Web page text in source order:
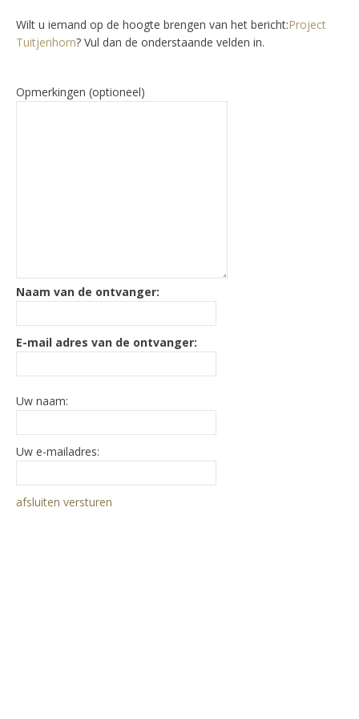
Wilt u iemand op de hoogte brengen van het bericht:Project
Tuitjenhorn? Vul dan de onderstaande velden in.
Opmerkingen (optioneel)
Naam van de ontvanger:
E-mail adres van de ontvanger:
Uw naam:
Uw e-mailadres:
afsluiten versturen